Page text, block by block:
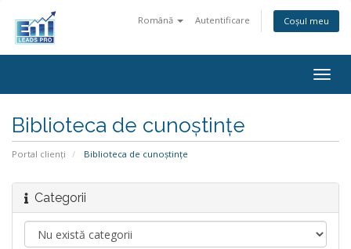
Română Autentificare Coșul meu
Biblioteca de cunoștințe
Portal clienți Biblioteca de cunoștințe
Categorii